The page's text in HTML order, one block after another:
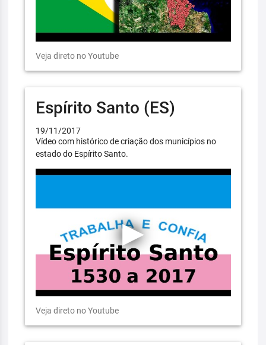
Veja direto no Youtube
Espírito Santo (ES)
19/11/2017
Vídeo com histórico de criação dos municípios no
estado do Espírito Santo.
Veja direto no Youtube